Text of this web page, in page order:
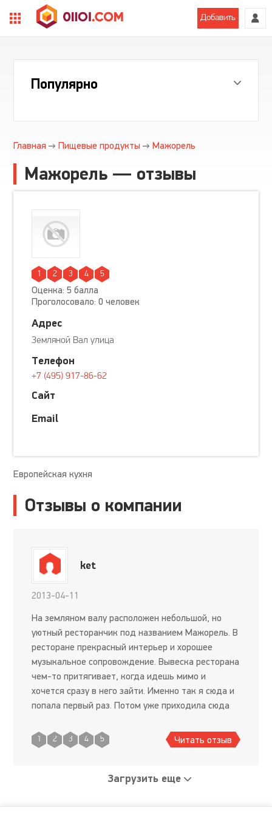
Добавить
Популярно
Главная Пищевые продукты Мажорель
Мажорель — отзывы
1 2 3 4 5
Оценка: 5 балла
Проголосовало: 0 человек
Адрес
Земляной Вал улица
Телефон
+7 (495) 917-86-62
Сайт
Email
Европейская кухня
Отзывы о компании
ket
2013-04-11
На земляном валу расположен небольшой, но
уютный ресторанчик под названием Мажорель. В
ресторане прекрасный интерьер и хорошее
музыкальное сопровождение. Вывеска ресторана
чем-то притягивает, когда идешь мимо и
хочется сразу в него зайти. Именно так я сюда и
попала первый раз. Потом уже приходила сюда
Шеф-повар готовит на в
1 2 3 4 5 Читать отзыв
Загрузить еще